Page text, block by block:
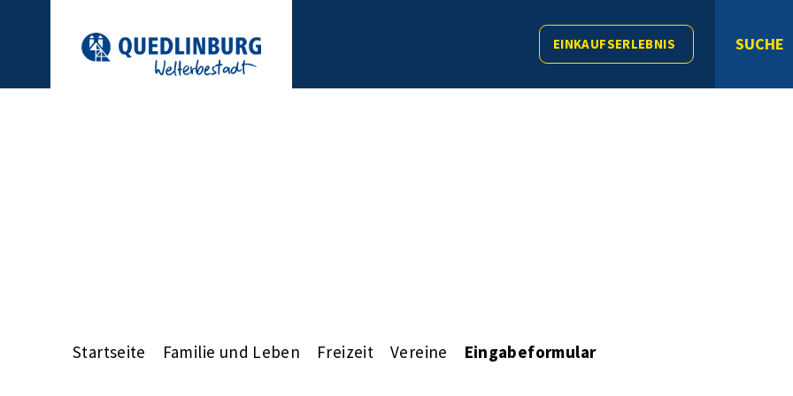
EINKAUFSERLEBNIS SUCHE
Startseite Familie und Leben Freizeit Vereine Eingabeformular